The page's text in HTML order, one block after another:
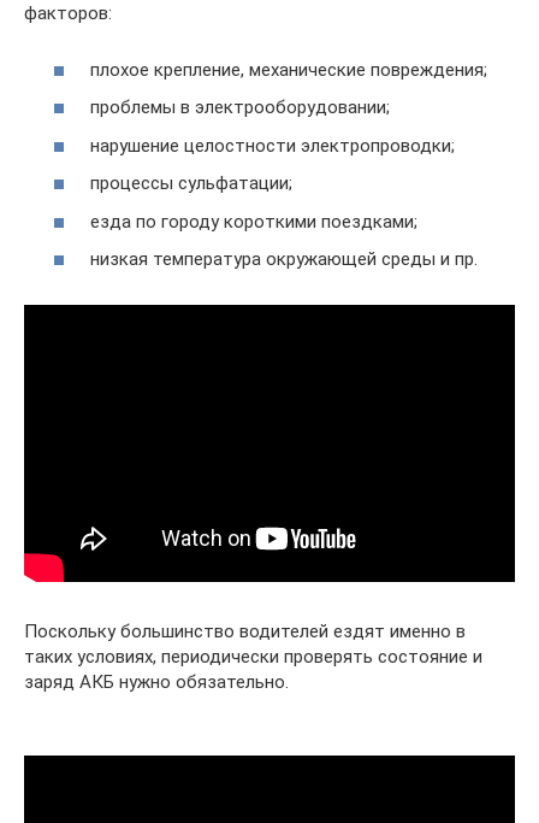
факторов:
плохое крепление, механические повреждения;
проблемы в электрооборудовании;
нарушение целостности электропроводки;
процессы сульфатации;
езда по городу короткими поездками;
низкая температура окружающей среды и пр.
Поскольку большинство водителей ездят именно в
таких условиях, периодически проверять состояние и
заряд АКБ нужно обязательно.